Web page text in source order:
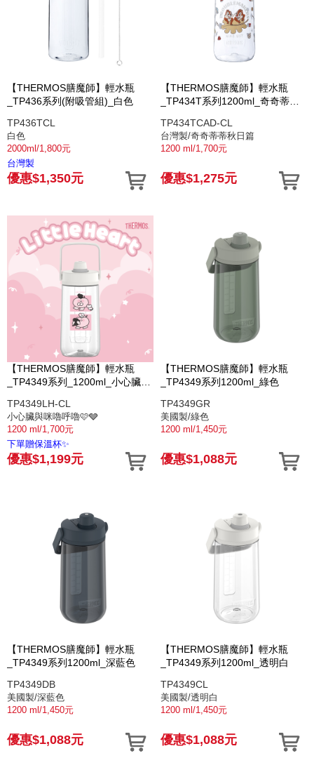
【THERMOS膳魔師】輕水瓶
_TP436系列(附吸管組)_白色
TP436TCL
白色
2000ml/1,800元
台灣製
優惠$1,350元
【THERMOS膳魔師】輕水瓶
_TP434T系列1200ml_奇奇蒂蒂
TP434TCAD-CL
台灣製/奇奇蒂蒂秋日篇
1200 ml/1,700元
優惠$1,275元
【THERMOS膳魔師】輕水瓶
_TP4349系列_1200ml_小心臟與
TP4349LH-CL
小心臟與咪嚕呼嚕🩷🩶
1200 ml/1,700元
下單贈保溫杯✨
優惠$1,199元
【THERMOS膳魔師】輕水瓶
_TP4349系列1200ml_綠色
TP4349GR
美國製/綠色
1200 ml/1,450元
優惠$1,088元
【THERMOS膳魔師】輕水瓶
_TP4349系列1200ml_深藍色
TP4349DB
美國製/深藍色
1200 ml/1,450元
優惠$1,088元
【THERMOS膳魔師】輕水瓶
_TP4349系列1200ml_透明白
TP4349CL
美國製/透明白
1200 ml/1,450元
優惠$1,088元